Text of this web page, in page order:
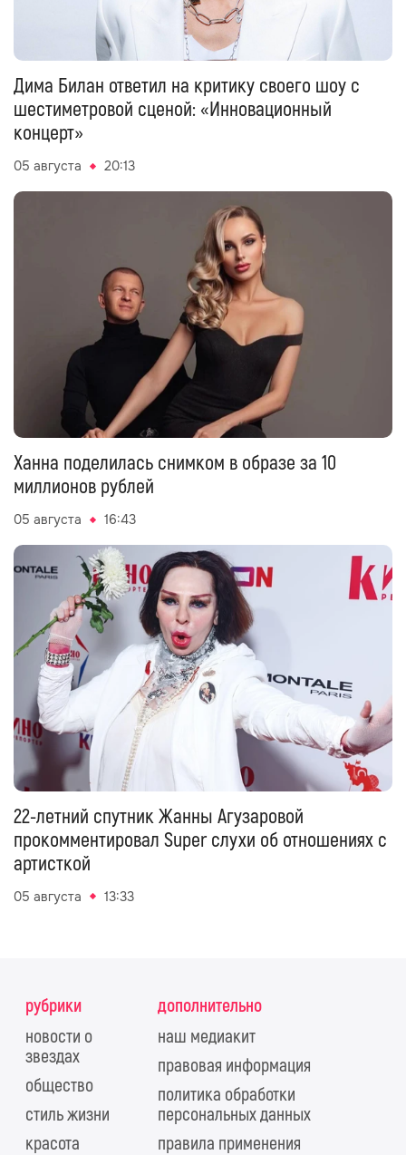
Дима Билан ответил на критику своего шоу с
шестиметровой сценой: «Инновационный
концерт»
05 августа 20:13
Ханна поделилась снимком в образе за 10
миллионов рублей
05 августа 16:43
22-летний спутник Жанны Агузаровой
прокомментировал Super слухи об отношениях с
артисткой
05 августа 13:33
рубрики
новости о
звездах
общество
стиль жизни
красота
дополнительно
наш медиакит
правовая информация
политика обработки
персональных данных
правила применения